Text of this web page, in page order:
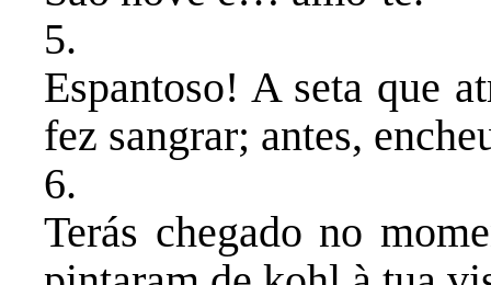
​5.
Espantoso! A seta que
fez sangrar; antes,
​6.
Terás chegado no